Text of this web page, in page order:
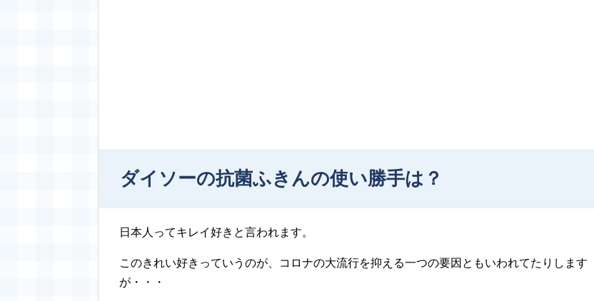
ダイソーの抗菌ふきんの使い勝手は？
日本人ってキレイ好きと言われます。
このきれい好きっていうのが、コロナの大流行を抑える一つの要因ともいわれてたりします
が・・・